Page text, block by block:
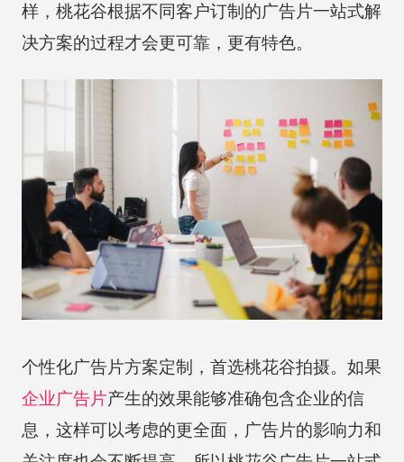
样，桃花谷根据不同客户订制的广告片一站式解
决方案的过程才会更可靠，更有特色。
个性化广告片方案定制，首选桃花谷拍摄。如果
企业广告片产生的效果能够准确包含企业的信
息，这样可以考虑的更全面，广告片的影响力和